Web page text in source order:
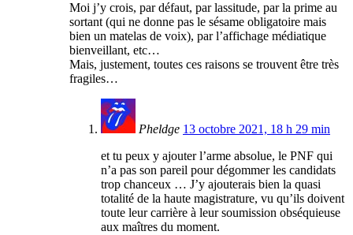
Moi j’y crois, par défaut, par lassitude, par la prime au
sortant (qui ne donne pas le sésame obligatoire mais
bien un matelas de voix), par l’affichage médiatique
bienveillant, etc…
Mais, justement, toutes ces raisons se trouvent être très
fragiles…
Pheldge 13 octobre 2021, 18 h 29 min
et tu peux y ajouter l’arme absolue, le PNF qui
n’a pas son pareil pour dégommer les candidats
trop chanceux … J’y ajouterais bien la quasi
totalité de la haute magistrature, vu qu’ils doivent
toute leur carrière à leur soumission obséquieuse
aux maîtres du moment.